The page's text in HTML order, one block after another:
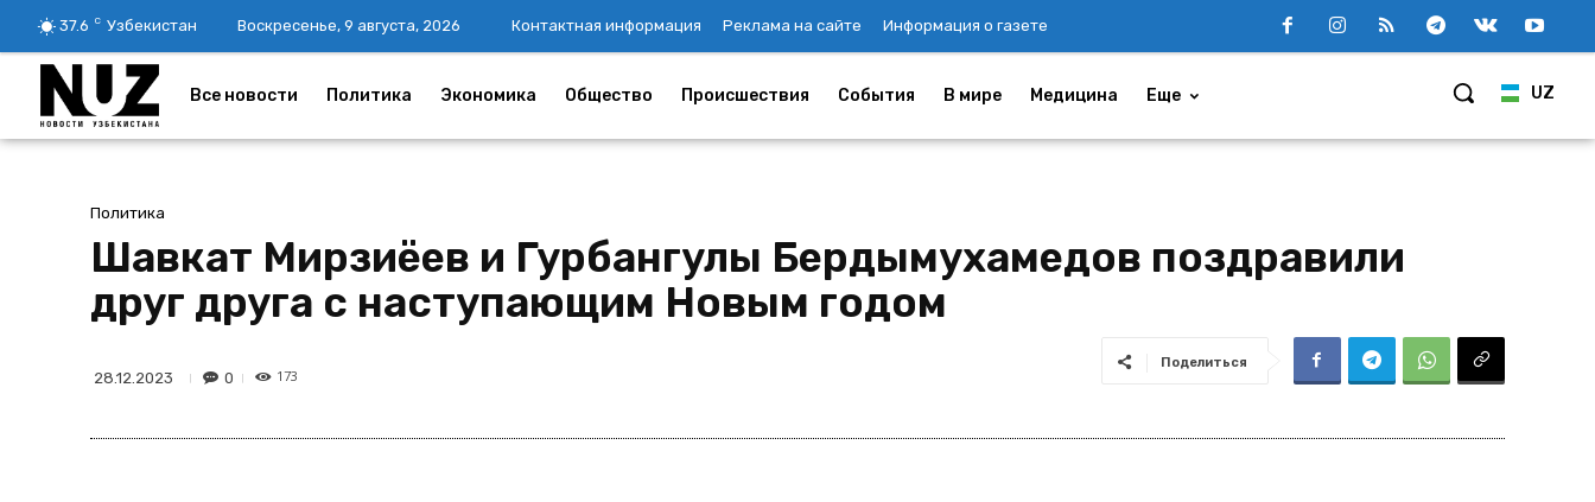
37.6 C Узбекистан Воскресенье, 9 августа, 2026 Контактная информация Реклама на сайте Информация о газете
UZ
Все новости Политика Экономика Общество Происшествия События В мире Медицина Еще
Политика
Шавкат Мирзиёев и Гурбангулы Бердымухамедов поздравили
друг друга с наступающим Новым годом
28.12.2023 0 173
Поделиться